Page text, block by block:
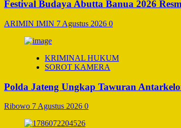
Festival Budaya Abutta Banua 2026
ARIMIN IMIN 7 Agustus 2026 0
KRIMINAL HUKUM
SOROT KAMERA
Polda Jateng Ungkap Tawuran
Ribowo 7 Agustus 2026 0